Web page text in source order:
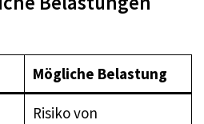
Mögliche Belastung
Risiko von